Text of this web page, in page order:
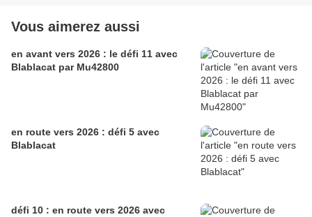
Vous aimerez aussi
en avant vers 2026 : le défi 11 avec
Blablacat par Mu42800
en route vers 2026 : défi 5 avec
Blablacat
défi 10 : en route vers 2026 avec